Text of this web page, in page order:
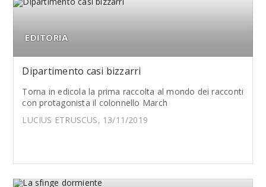
EDITORIA
Dipartimento casi bizzarri
Torna in edicola la prima raccolta al mondo dei racconti
con protagonista il colonnello March
LUCIUS ETRUSCUS, 13/11/2019